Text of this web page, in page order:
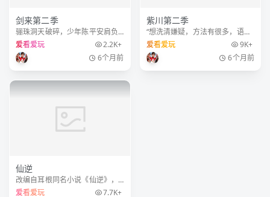
剑来第二季
骊珠洞天破碎，少年陈平安肩负
重任，护送李宝瓶等人前往大隋
求学。路途凶险万分，既有大骊
铁骑追杀，也有精怪鬼魅环伺。
爱看爱玩
2.2K+
6个月前
紫川第二季
“想洗清嫌疑，方法有很多，语言
辩解只是其中的一种，但也是最
无力的一种。实力也是一种辩解
的方法！” 紫川秀，这位在魔
爱看爱玩
9K+
6个月前
仙逆
改编自耳根同名小说《仙逆》，
讲述了乡村平凡少年王林以心中
爱看爱玩 7.7K+